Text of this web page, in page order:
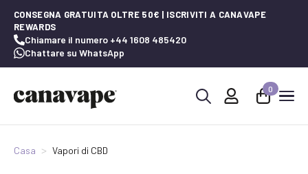
CONSEGNA GRATUITA OLTRE 50€ | ISCRIVITI A CANAVAPE
REWARDS
Chiamare il numero +44 1608 485420
Chattare su WhatsApp
0
Casa Vapori di CBD